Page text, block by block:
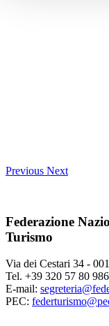
Previous Next
Federazione
Turismo
Via dei Cestari 34 -
Tel. +39 320 57 80 986
E-mail:
PEC: